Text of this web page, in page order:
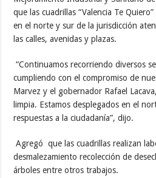
que las cuadrillas “Valencia Te
en el norte y sur de la jurisdicción
las calles, avenidas y plazas.
“Continuamos recorriendo diversos
cumpliendo con el compromiso de
Marvez y el gobernador Rafael
limpia. Estamos desplegados en el
respuestas a la ciudadanía”, dijo.
Agregó que las cuadrillas realizan
desmalezamiento recolección de
árboles entre otros trabajos.